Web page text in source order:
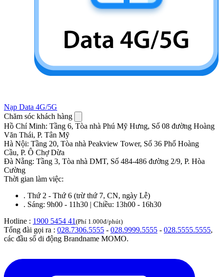
Nạp Data 4G/5G
Chăm sóc khách hàng
Hồ Chí Minh: Tầng 6, Tòa nhà Phú Mỹ Hưng, Số 08 đường Hoàng
Văn Thái, P. Tân Mỹ
Hà Nội: Tầng 20, Tòa nhà Peakview Tower, Số 36 Phố Hoàng
Cầu, P. Ô Chợ Dừa
Đà Nẵng: Tầng 3, Tòa nhà DMT, Số 484-486 đường 2/9, P. Hòa
Cường
Thời gian làm việc:
. Thứ 2 - Thứ 6 (trừ thứ 7, CN, ngày Lễ)
. Sáng: 9h00 - 11h30 | Chiều: 13h00 - 16h30
Hotline : 1900 5454 41 (Phí 1.000đ/phút)
Tổng đài gọi ra : 028.7306.5555 - 028.9999.5555 - 028.5555.5555,
các đầu số di động Brandname MOMO.